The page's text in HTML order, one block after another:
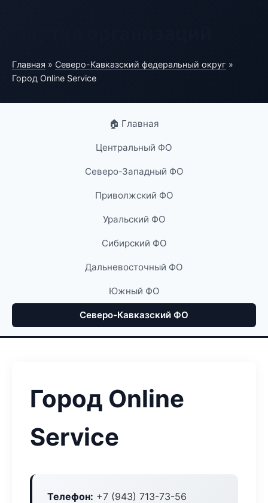
Главная » Северо-Кавказский федеральный округ »
Город Online Service
🏠 Главная
Центральный ФО
Северо-Западный ФО
Приволжский ФО
Уральский ФО
Сибирский ФО
Дальневосточный ФО
Южный ФО
Северо-Кавказский ФО
Город Online
Service
Телефон: +7 (943) 713-73-56